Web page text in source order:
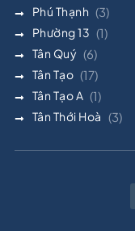
Phú Thạnh (3)
Phường 13 (1)
Tân Quý (6)
Tân Tạo (17)
Tân Tạo A (1)
Tân Thới Hoà (3)